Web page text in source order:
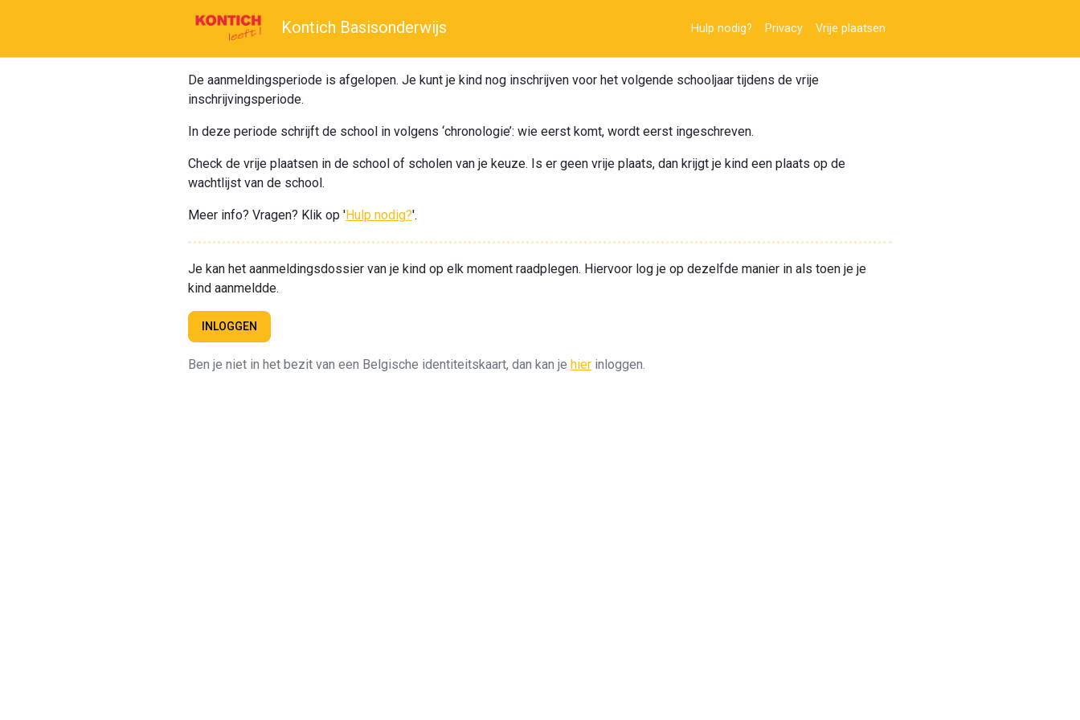
Kontich Basisonderwijs Hulp nodig? Privacy Vrije plaatsen
De aanmeldingsperiode is afgelopen. Je kunt je kind nog inschrijven voor het volgende schooljaar tijdens de vrije
inschrijvingsperiode.
In deze periode schrijft de school in volgens ‘chronologie’: wie eerst komt, wordt eerst ingeschreven.
Check de vrije plaatsen in de school of scholen van je keuze. Is er geen vrije plaats, dan krijgt je kind een plaats op de
wachtlijst van de school.
Meer info? Vragen? Klik op 'Hulp nodig?'.
Je kan het aanmeldingsdossier van je kind op elk moment raadplegen. Hiervoor log je op dezelfde manier in als toen je je
kind aanmeldde.
INLOGGEN
Ben je niet in het bezit van een Belgische identiteitskaart, dan kan je hier inloggen.